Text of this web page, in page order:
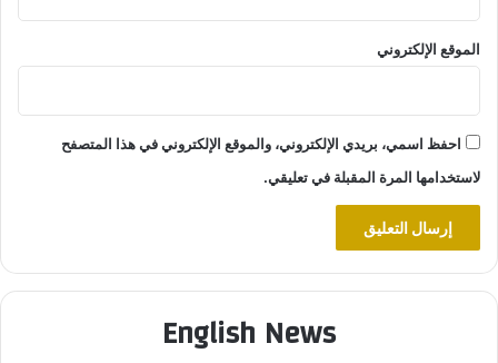
الموقع الإلكتروني
احفظ اسمي، بريدي الإلكتروني، والموقع الإلكتروني في هذا المتصفح
لاستخدامها المرة المقبلة في تعليقي.
English News